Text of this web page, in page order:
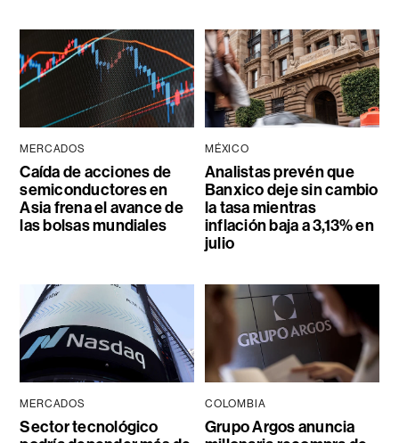
MERCADOS
Caída de acciones de
semiconductores en
Asia frena el avance de
las bolsas mundiales
MÉXICO
Analistas prevén que
Banxico deje sin cambio
la tasa mientras
inflación baja a 3,13% en
julio
MERCADOS
Sector tecnológico
COLOMBIA
Grupo Argos anuncia